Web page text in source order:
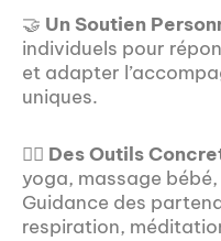
🤝 Un Soutien
individuels pour
et adapter
uniques.
🧘‍♀️ Des Outils
yoga, massage
Guidance des
respiration,